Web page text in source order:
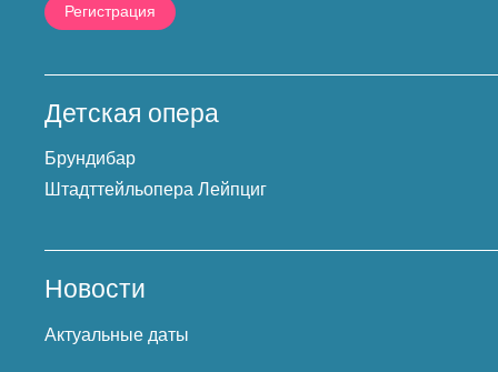
Регистрация
Детская опера
Брундибар
Штадттейльопера Лейпциг
Новости
Актуальные даты